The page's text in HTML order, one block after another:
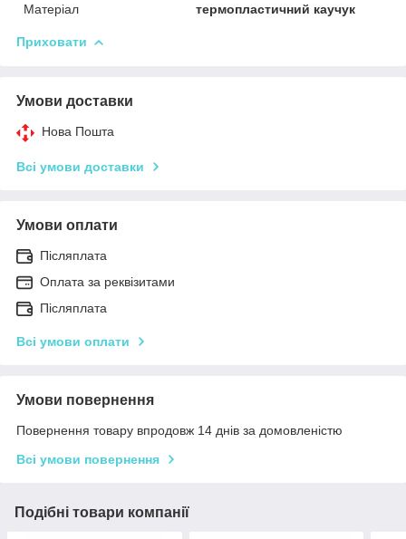
Матеріал
термопластичний каучук
Приховати
Умови доставки
Нова Пошта
Всі умови доставки
Умови оплати
Післяплата
Оплата за реквізитами
Післяплата
Всі умови оплати
Умови повернення
Повернення товару впродовж 14 днів за домовленістю
Всі умови повернення
Подібні товари компанії